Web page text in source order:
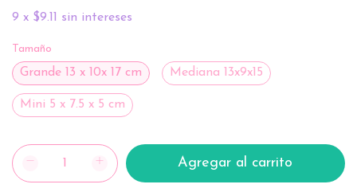
9 x $9.11 sin intereses
Tamaño
Grande 13 x 10x 17 cm Mediana 13x9x15
Mini 5 x 7.5 x 5 cm